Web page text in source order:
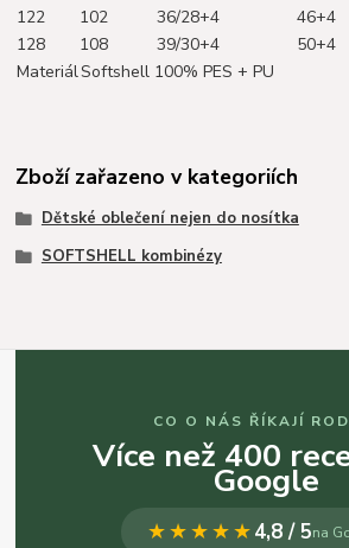
122
102 36/28+4 46+4
128
108 39/30+4 50+4
MateriálSoftshell 100% PES + PU
Zboží zařazeno v kategoriích
Dětské oblečení nejen do nosítka
SOFTSHELL kombinézy
CO O NÁS ŘÍKAJÍ
Více než 400
Google
★★★★★4,8 / 5na